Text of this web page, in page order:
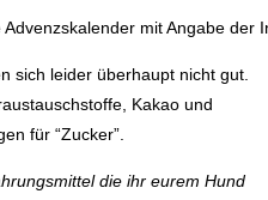
mit Angabe der
sich leider überhaupt nicht gut.
Kakao und
für “Zucker”.
die ihr eurem Hund